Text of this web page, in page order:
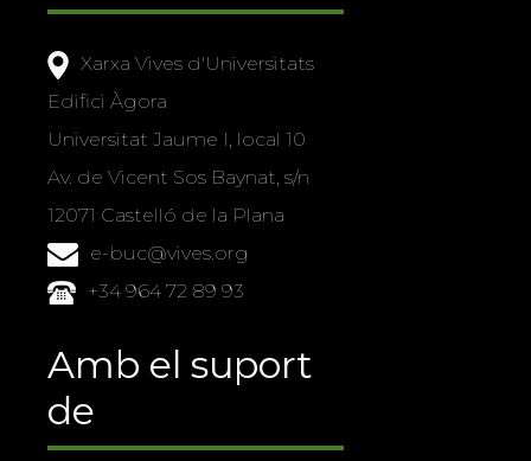
Xarxa Vives d'Universitats
Edifici Àgora
Universitat Jaume I, local 10
Av. de Vicent Sos Baynat, s/n
12071 Castelló de la Plana
e-buc@vives.org
+34 964 72 89 93
Amb el suport
de